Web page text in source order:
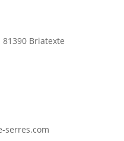
81390 Briatexte
serres.com